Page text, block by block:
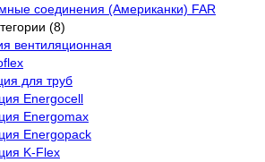
соединения (Американки) FAR
(8)
вентиляционная
для труб
Energocell
Energomax
Energopack
K-Flex